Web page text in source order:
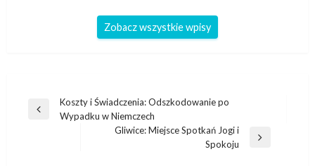
Zobacz wszystkie wpisy
Nawigacja
wpisu
Poprzedni
Koszty i Świadczenia: Odszkodowanie po
Wypadku w Niemczech
Gliwice: Miejsce Spotkań Jogi i
Spokoju